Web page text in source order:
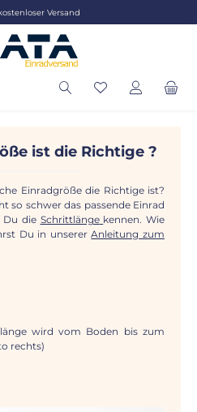
Versand
ist die Richtige ?
Einradgröße die Richtige ist?
so schwer das passende Einrad
Du die Schrittlänge kennen. Wie
Du in unsererAnleitung zum
wird vom Boden bis zum
rechts)